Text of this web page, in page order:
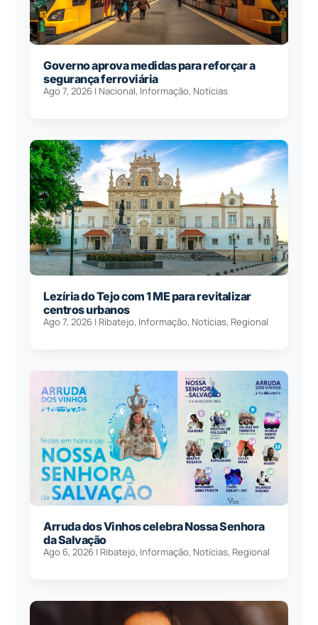
Governo aprova medidas para reforçar a
segurança ferroviária
Ago 7, 2026 | Nacional, Informação, Notícias
Lezíria do Tejo com 1 ME para revitalizar
centros urbanos
Ago 7, 2026 | Ribatejo, Informação, Notícias, Regional
Arruda dos Vinhos celebra Nossa Senhora
da Salvação
Ago 6, 2026 | Ribatejo, Informação, Notícias, Regional